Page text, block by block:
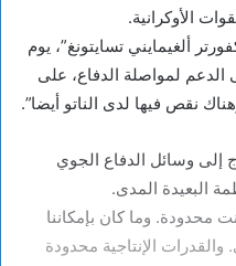
الأوكرانية.
ألغيمايني تسايتونغ”، يوم
الدعم لمواصلة الدفاع، على
نقص فيها لدى الناتو أيضا”.
إلى وسائل الدفاع الجوي
البعيدة المدى.
محدودة. وما كان بإمكاننا
الإنتاجية محدودة